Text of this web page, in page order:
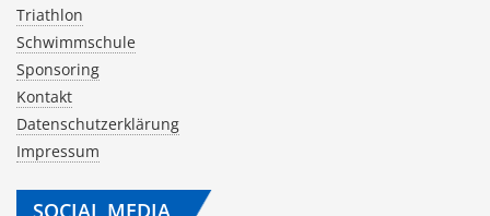
Triathlon
Schwimmschule
Sponsoring
Kontakt
Datenschutzerklärung
Impressum
SOCIAL MEDIA